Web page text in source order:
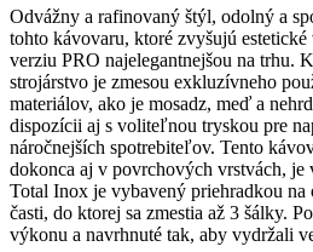
Odvážny a rafinovaný štýl, odolný a
tohto kávovaru, ktoré zvyšujú
verziu PRO najelegantnejšou na trhu.
strojárstvo je zmesou exkluzívneho
materiálov, ako je mosadz, meď a
dispozícii aj s voliteľnou tryskou pre
náročnejších spotrebiteľov. Tento
dokonca aj v povrchových vrstvách,
Total Inox je vybavený priehradkou na
časti, do ktorej sa zmestia až 3 šálky.
výkonu a navrhnuté tak, aby vydržali